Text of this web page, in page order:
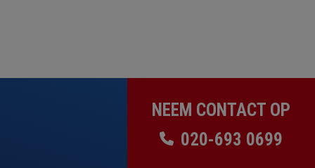
NEEM CONTACT OP
020-693 0699